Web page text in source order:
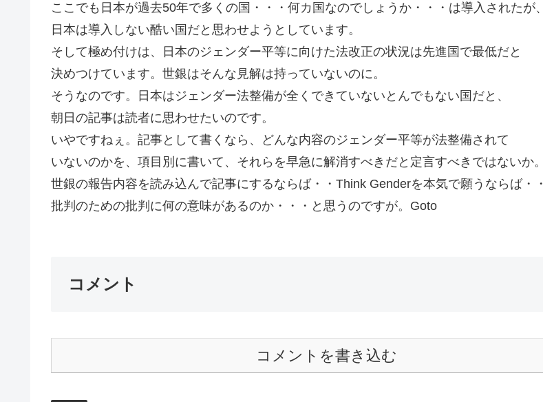
ここでも日本が過去50年で多くの国・・・何カ国なのでしょうか・・・は導入されたが、
日本は導入しない酷い国だと思わせようとしています。
そして極め付けは、日本のジェンダー平等に向けた法改正の状況は先進国で最低だと
決めつけています。世銀はそんな見解は持っていないのに。
そうなのです。日本はジェンダー法整備が全くできていないとんでもない国だと、
朝日の記事は読者に思わせたいのです。
いやですねぇ。記事として書くなら、どんな内容のジェンダー平等が法整備されて
いないのかを、項目別に書いて、それらを早急に解消すべきだと定言すべきではないか。
世銀の報告内容を読み込んで記事にするならば・・Think Genderを本気で願うならば・・
批判のための批判に何の意味があるのか・・・と思うのですが。Goto
コメント
コメントを書き込む